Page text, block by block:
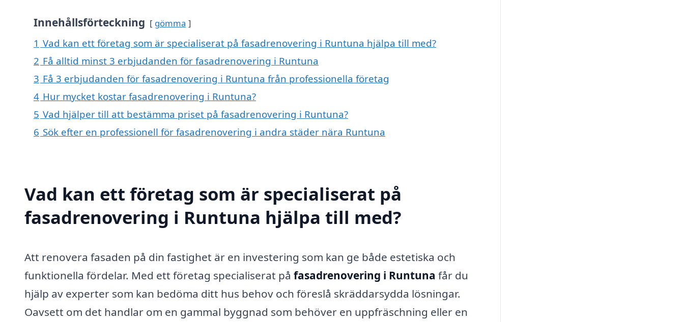
Innehållsförteckning gömma
1 Vad kan ett företag som är specialiserat på fasadrenovering i Runtuna hjälpa till med?
2 Få alltid minst 3 erbjudanden för fasadrenovering i Runtuna
3 Få 3 erbjudanden för fasadrenovering i Runtuna från professionella företag
4 Hur mycket kostar fasadrenovering i Runtuna?
5 Vad hjälper till att bestämma priset på fasadrenovering i Runtuna?
6 Sök efter en professionell för fasadrenovering i andra städer nära Runtuna
Vad kan ett företag som är specialiserat på
fasadrenovering i Runtuna hjälpa till med?
Att renovera fasaden på din fastighet är en investering som kan ge både estetiska och
funktionella fördelar. Med ett företag specialiserat på fasadrenovering i Runtuna får du
hjälp av experter som kan bedöma ditt hus behov och föreslå skräddarsydda lösningar.
Oavsett om det handlar om en gammal byggnad som behöver en uppfräschning eller en